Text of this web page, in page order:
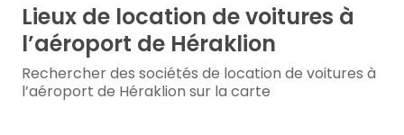
Lieux de location de voitures à
l’aéroport de Héraklion
Rechercher des sociétés de location de voitures à
l’aéroport de Héraklion sur la carte